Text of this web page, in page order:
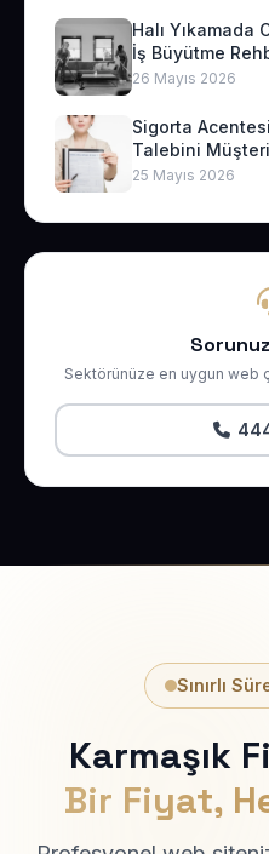
Halı Yıkamada
İş Büyütme
26 Mayıs 2026
Sigorta
Talebini
25 Mayıs 2026
Sektörünüze en uygun web
Sınırlı
Karmaşık
Bir Fiyat,